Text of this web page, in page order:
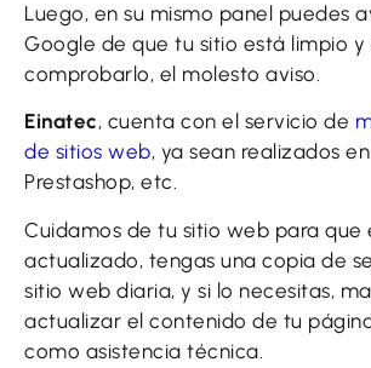
Luego, en su mismo panel puedes
Google de que tu sitio está limpio y
comprobarlo, el molesto aviso.
Einatec, cuenta con el servicio de
de sitios web, ya sean realizados
Prestashop, etc.
Cuidamos de tu sitio web para que
actualizado, tengas una copia de
sitio web diaria, y si lo necesitas,
actualizar el contenido de tu
como asistencia técnica.